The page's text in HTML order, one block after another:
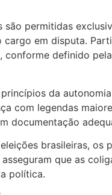
permitidas
em disputa.
definido
da
com legendas
documentação
brasileiras, os
que as
política.